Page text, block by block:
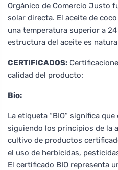
Orgánico de Comercio Justo
solar directa. El aceite de
una temperatura superior a
estructura del aceite es
CERTIFICADOS:
calidad del producto:
Bio:
La etiqueta “BIO” significa
siguiendo los principios de la
cultivo de productos
el uso de herbicidas,
El certificado BIO representa